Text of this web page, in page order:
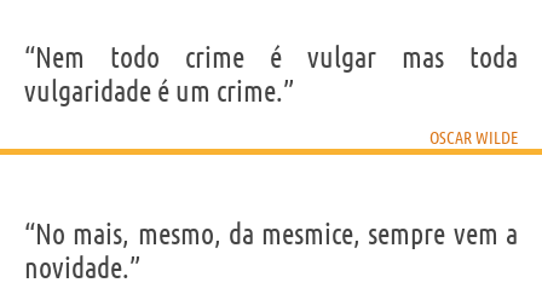
“Nem todo crime é vulgar mas toda
vulgaridade é um crime.”
OSCAR WILDE
“No mais, mesmo, da mesmice, sempre vem a
novidade.”